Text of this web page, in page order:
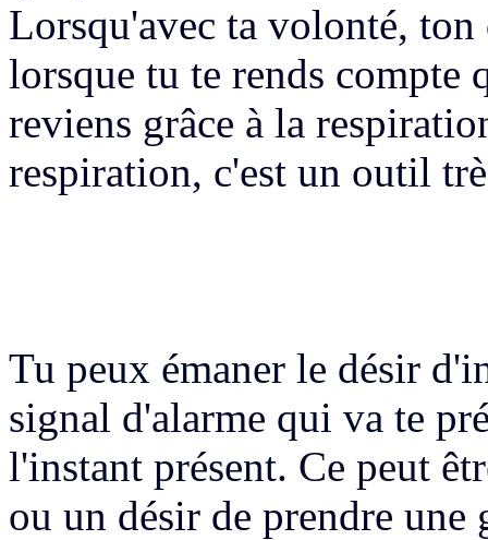
Lorsqu'avec ta volonté,
lorsque tu te rends compte
reviens grâce à la
respiration, c'est un outil
Tu peux émaner le désir
signal d'alarme qui va te
l'instant présent. Ce peut
ou un désir de prendre une